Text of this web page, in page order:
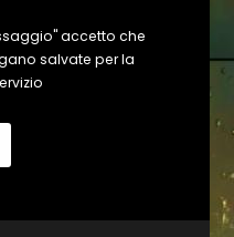
accetto che
salvate per la